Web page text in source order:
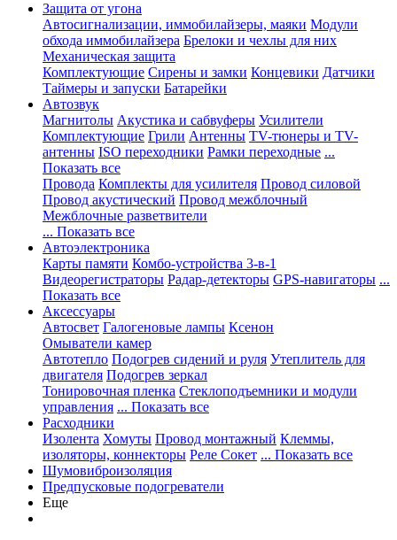
Защита от угона
Автосигнализации, иммобилайзеры, маяки Модули
обхода иммобилайзера Брелоки и чехлы для них
Механическая защита
Комплектующие Сирены и замки Концевики Датчики
Таймеры и запуски Батарейки
Автозвук
Магнитолы Акустика и сабвуферы Усилители
Комплектующие Грили Антенны TV-тюнеры и TV-
антенны ISO переходники Рамки переходные ...
Показать все
Провода Комплекты для усилителя Провод силовой
Провод акустический Провод межблочный
Межблочные разветвители
... Показать все
Автоэлектроника
Карты памяти Комбо-устройства 3-в-1
Видеорегистраторы Радар-детекторы GPS-навигаторы ...
Показать все
Аксессуары
Автосвет Галогеновые лампы Ксенон
Омыватели камер
Автотепло Подогрев сидений и руля Утеплитель для
двигателя Подогрев зеркал
Тонировочная пленка Стеклоподъемники и модули
управления ... Показать все
Расходники
Изолента Хомуты Провод монтажный Клеммы,
изоляторы, коннекторы Реле Сокет ... Показать все
Шумовиброизоляция
Предпусковые подогреватели
Еще